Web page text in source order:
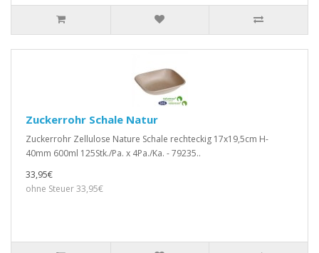
Zuckerrohr Schale Natur
Zuckerrohr Zellulose Nature Schale rechteckig 17x19,5cm H-
40mm 600ml 125Stk./Pa. x 4Pa./Ka. - 79235..
33,95€
ohne Steuer 33,95€